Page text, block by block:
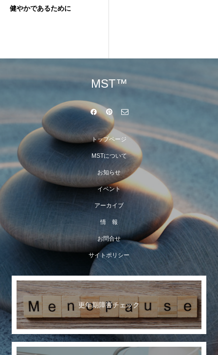
健やかであるために
MST™
トップページ
MSTについて
お知らせ
イベント
アーカイブ
情 報
お問合せ
サイトポリシー
更年期障害チェック